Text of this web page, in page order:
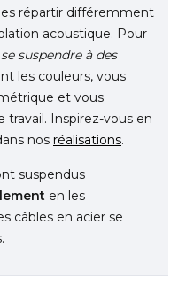
répartir différemment
acoustique. Pour
suspendre à des
les couleurs, vous
et vous
Inspirez-vous en
nos réalisations.
suspendus
en les
câbles en acier se